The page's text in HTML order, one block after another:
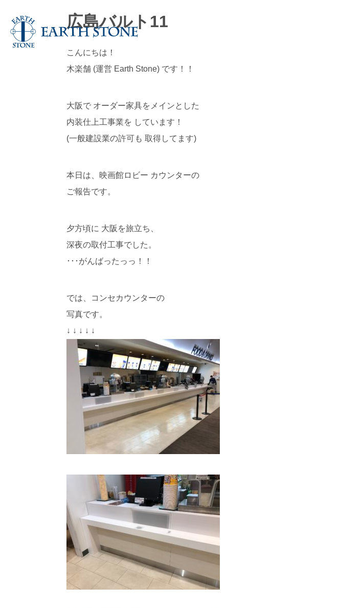
広島バルト11
こんにちは！
木楽舗 (運営 Earth Stone) です！！
大阪で オーダー家具をメインとした
内装仕上工事業を しています！
(一般建設業の許可も 取得してます)
本日は、映画館ロビー カウンターの
ご報告です。
夕方頃に 大阪を旅立ち、
深夜の取付工事でした。
･･･がんばったっっ！！
では、コンセカウンターの
写真です。
↓ ↓ ↓ ↓ ↓